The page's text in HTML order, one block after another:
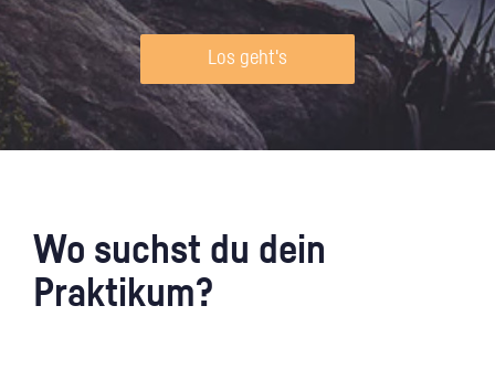
Los geht's
Wo suchst du dein
Praktikum?